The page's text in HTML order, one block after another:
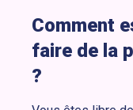
Comment
faire de la
?